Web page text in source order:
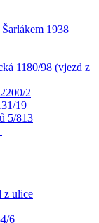
1938
1180/98 (vjezd z
2
19
5/813
z ulice
6